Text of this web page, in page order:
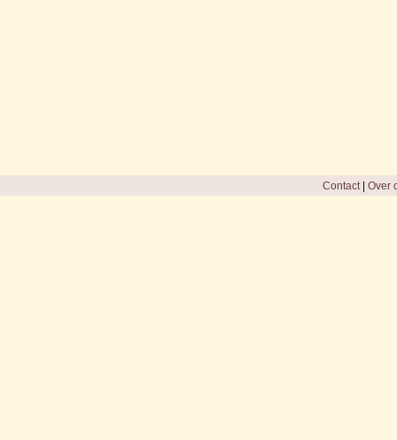
Contact| Over